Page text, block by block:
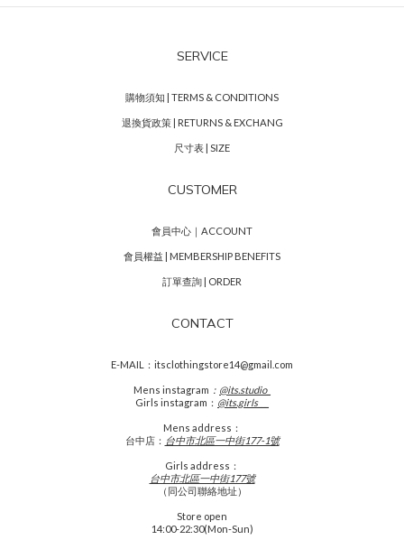
SERVICE
購物須知 | TERMS & CONDITIONS
退換貨政策 | RETURNS & EXCHANG
尺寸表 | SIZE
CUSTOMER
會員中心｜ACCOUNT
會員權益 | MEMBERSHIP BENEFITS
訂單查詢 | ORDER
CONTACT
E-MAIL：itsclothingstore14@gmail.com
Mens instagram ： @its.studio_
Girls instagram： @its.girls___
Mens address：
台中店： 台中市北區一中街177-1號
Girls address：
台中市北區一中街177號
（同公司聯絡地址）
Store open
14:00-22:30(Mon-Sun)